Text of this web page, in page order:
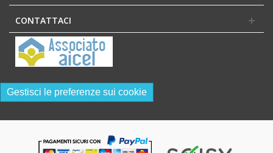
CONTATTACI
Gestisci le preferenze sui cookie